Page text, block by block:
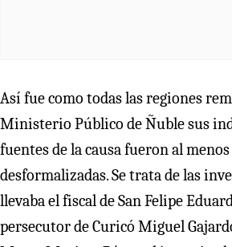
Así fue como todas las regiones
Ministerio Público de Ñuble sus
fuentes de la causa fueron al
desformalizadas. Se trata de las
llevaba el fiscal de San Felipe
persecutor de Curicó Miguel